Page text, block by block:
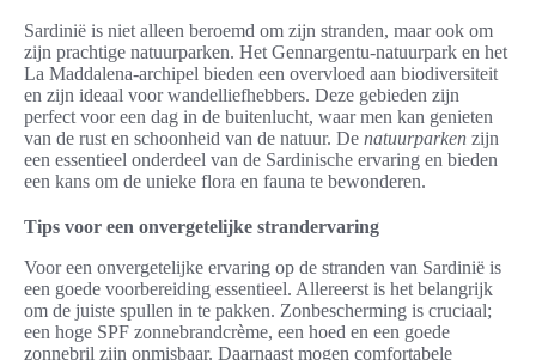
Sardinië is niet alleen beroemd om zijn stranden, maar ook om
zijn prachtige natuurparken. Het Gennargentu-natuurpark en het
La Maddalena-archipel bieden een overvloed aan biodiversiteit
en zijn ideaal voor wandelliefhebbers. Deze gebieden zijn
perfect voor een dag in de buitenlucht, waar men kan genieten
van de rust en schoonheid van de natuur. De natuurparken zijn
een essentieel onderdeel van de Sardinische ervaring en bieden
een kans om de unieke flora en fauna te bewonderen.
Tips voor een onvergetelijke strandervaring
Voor een onvergetelijke ervaring op de stranden van Sardinië is
een goede voorbereiding essentieel. Allereerst is het belangrijk
om de juiste spullen in te pakken. Zonbescherming is cruciaal;
een hoge SPF zonnebrandcrème, een hoed en een goede
zonnebril zijn onmisbaar. Daarnaast mogen comfortabele